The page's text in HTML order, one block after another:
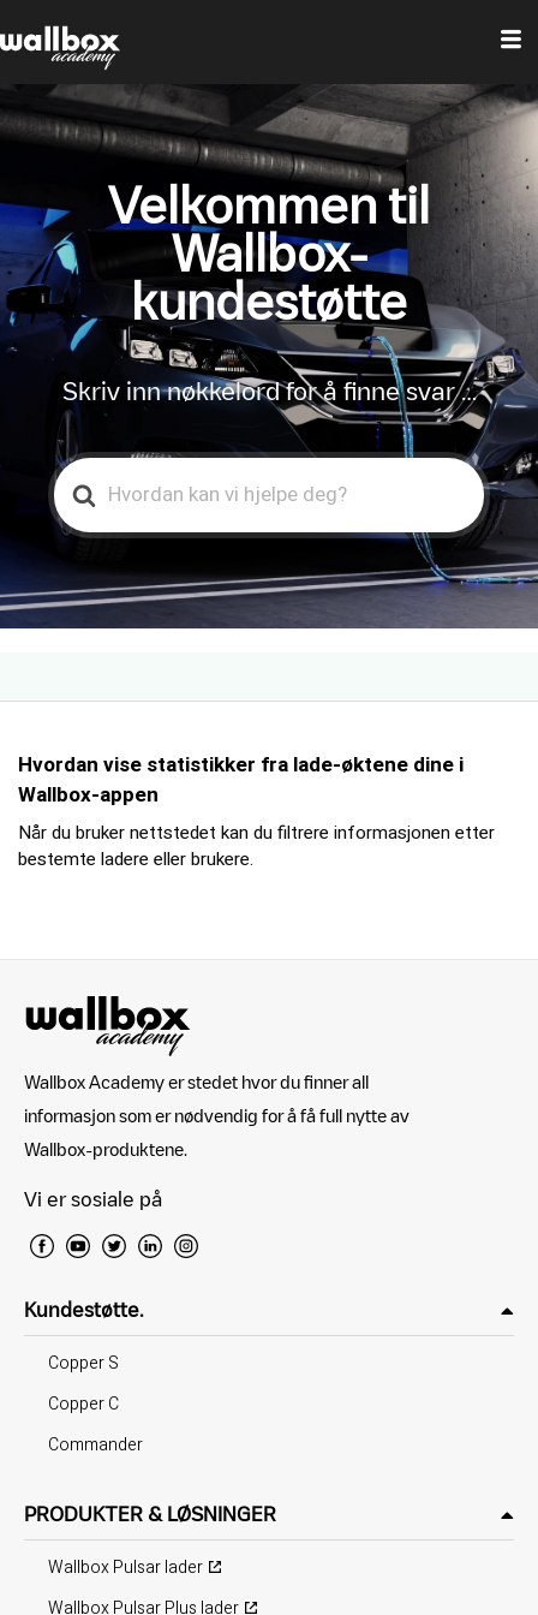
Velkommen til
Wallbox-
kundestøtte
Skriv inn nøkkelord for å finne svar …
Search
For
Hvordan vise statistikker fra lade-øktene dine i
Wallbox-appen
Når du bruker nettstedet kan du filtrere informasjonen etter
bestemte ladere eller brukere.
Wallbox Academy er stedet hvor du finner all
informasjon som er nødvendig for å få full nytte av
Wallbox-produktene.
Vi er sosiale på
Kundestøtte.
Copper S
Copper C
Commander
PRODUKTER & LØSNINGER
Wallbox Pulsar lader
Wallbox Pulsar Plus lader